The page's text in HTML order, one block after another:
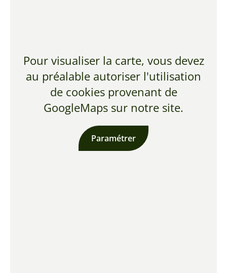
Pour visualiser la carte, vous devez
au préalable autoriser l'utilisation
de cookies provenant de
GoogleMaps sur notre site.
Paramétrer